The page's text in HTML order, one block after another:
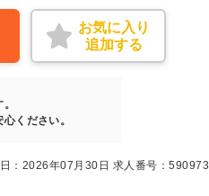
お気に入り
追加する
ください。
：2026年07月30日 求人番号：590973